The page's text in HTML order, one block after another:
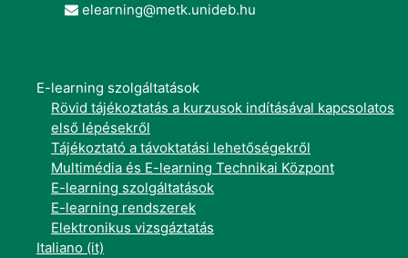
elearning@metk.unideb.hu
E-learning szolgáltatások
Rövid tájékoztatás a kurzusok indításával kapcsolatos
első lépésekről
Tájékoztató a távoktatási lehetőségekről
Multimédia és E-learning Technikai Központ
E-learning szolgáltatások
E-learning rendszerek
Elektronikus vizsgáztatás
Italiano ‎(it)‎